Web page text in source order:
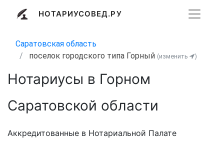
НОТАРИУСОВЕД.РУ
Саратовская область
поселок городского типа Горный (изменить )
Нотариусы в Горном
Саратовской области
Аккредитованные в Нотариальной Палате